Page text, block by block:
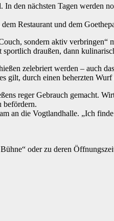
den nächsten Tagen werden
Restaurant und dem
sondern aktiv
draußen, dann
zelebriert werden – auch
gilt, durch einen beherzten
reger Gebrauch gemacht.
befördern.
an die Vogtlandhalle. „Ich
oder zu deren